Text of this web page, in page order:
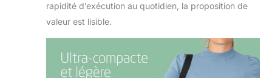
rapidité d’exécution au quotidien, la proposition de
valeur est lisible.